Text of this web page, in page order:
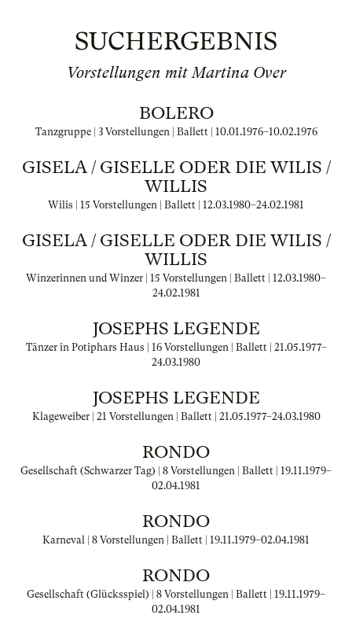
SUCHERGEBNIS
Vorstellungen mit Martina Over
BOLERO
Tanzgruppe | 3 Vorstellungen | Ballett | 10.01.1976–10.02.1976
GISELA / GISELLE ODER DIE WILIS /
WILLIS
Wilis | 15 Vorstellungen | Ballett | 12.03.1980–24.02.1981
GISELA / GISELLE ODER DIE WILIS /
WILLIS
Winzerinnen und Winzer | 15 Vorstellungen | Ballett | 12.03.1980–
24.02.1981
JOSEPHS LEGENDE
Tänzer in Potiphars Haus | 16 Vorstellungen | Ballett | 21.05.1977–
24.03.1980
JOSEPHS LEGENDE
Klageweiber | 21 Vorstellungen | Ballett | 21.05.1977–24.03.1980
RONDO
Gesellschaft (Schwarzer Tag) | 8 Vorstellungen | Ballett | 19.11.1979–
02.04.1981
RONDO
Karneval | 8 Vorstellungen | Ballett | 19.11.1979–02.04.1981
RONDO
Gesellschaft (Glücksspiel) | 8 Vorstellungen | Ballett | 19.11.1979–
02.04.1981